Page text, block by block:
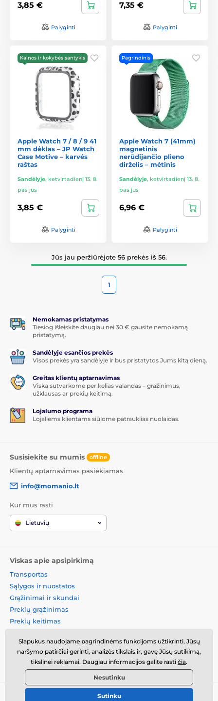
3,85 €
Palyginti
7,35 €
Palyginti
Kainos ir kokybės santykis
Apple Watch 7 / 8 / 9 41
mm dėklas – JP Watch
Case Motive – karvės
raštas
Sandėlyje, ketvirtadienį 13. 8.
pas jus
3,85 €
Palyginti
Pagrindinis
Apple Watch 7 (41mm)
magnetinis
nerūdijančio plieno
dirželis – mėtinis
Sandėlyje, ketvirtadienį 13. 8.
pas jus
6,96 €
Palyginti
Jūs jau peržiūrėjote 56 prekės iš 56.
1
Nemokamas pristatymas
Tiesiog išleiskite daugiau nei 30 € gausite nemokamą
pristatymą.
Sandėlyje esančios prekės
Visos prekės yra sandėlyje ir bus pristatytos Jums kitą dieną.
Greitas klientų aptarnavimas
Viską sutvarkome per kelias valandas – grąžinimus,
užklausas ar prekių keitimą.
Lojalumo programa
Lojaliems klientams siūlome patrauklias nuolaidas.
Susisiekite su mumis offline
Klientų aptarnavimas pasiekiamas
info@momanio.lt
Kur mus rasti
Lietuvių
Viskas apie apsipirkimą
Transportas
Sąlygos ir nuostatos
Grąžinimai ir skundai
Prekių grąžinimas
Prekių keitimas
Kontaktinė informacija
Informacija apie asmens
duomenų tvarkymą
© 2026 www.momanio.lt ⦁ El. parduotuvę sukūrė
Slapukus naudojame pagrindinėms funkcijoms užtikrinti, Jūsų
naršymo patirčiai gerinti, analizės tikslais ir, gavę Jūsų sutikimą,
tikslinei reklamai. Daugiau informacijos galite rasti čia.
Nesutinku
Sutinku